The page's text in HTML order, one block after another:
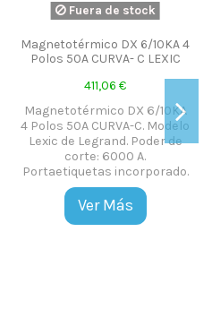
Fuera de stock
Magnetotérmico DX 6/10KA 4
Polos 50A CURVA- C LEXIC
411,06 €
Magnetotérmico DX 6/10KA
4 Polos 50A CURVA-C. Modelo
Lexic de Legrand. Poder de
corte: 6000 A.
Portaetiquetas incorporado.
Ver Más